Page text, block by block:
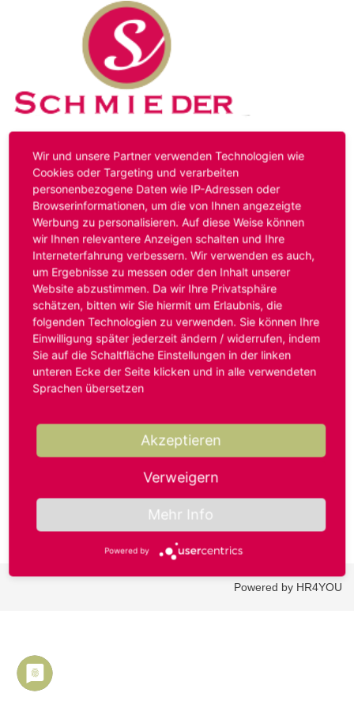
Kontakt Impressum Datenschutz
Hinweis:Das von ihnen aufgerufene Stellenangebot ist
bereits ausgelaufen. Alternative Stellenanzeigen finden
Sie unter:
www.schmieder-personal.de/stellenangebote
Oder Sie bewerben sich
initiativund wir suchen für Sie
passende Stellenangebote.
Anmelden
Benutzername oder E-Mail-Adresse*
Passwort*
Powered by HR4YOU
Wir und unsere Partner verwenden Technologien wie
Cookies oder Targeting und verarbeiten
personenbezogene Daten wie IP-Adressen oder
Browserinformationen, um die von Ihnen angezeigte
Werbung zu personalisieren. Auf diese Weise können
wir Ihnen relevantere Anzeigen schalten und Ihre
Interneterfahrung verbessern. Wir verwenden es auch,
um Ergebnisse zu messen oder den Inhalt unserer
Website abzustimmen. Da wir Ihre Privatsphäre
schätzen, bitten wir Sie hiermit um Erlaubnis, die
folgenden Technologien zu verwenden. Sie können Ihre
Einwilligung später jederzeit ändern / widerrufen, indem
Sie auf die Schaltfläche Einstellungen in der linken
unteren Ecke der Seite klicken und in alle verwendeten
Sprachen übersetzen
Akzeptieren
Verweigern
Mehr Info
Powered by